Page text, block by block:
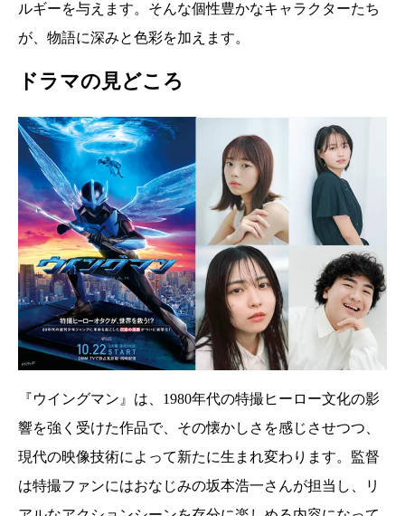
ルギーを与えます。そんな個性豊かなキャラクターたち
が、物語に深みと色彩を加えます。
ドラマの見どころ
『ウイングマン』は、1980年代の特撮ヒーロー文化の影
響を強く受けた作品で、その懐かしさを感じさせつつ、
現代の映像技術によって新たに生まれ変わります。監督
は特撮ファンにはおなじみの坂本浩一さんが担当し、リ